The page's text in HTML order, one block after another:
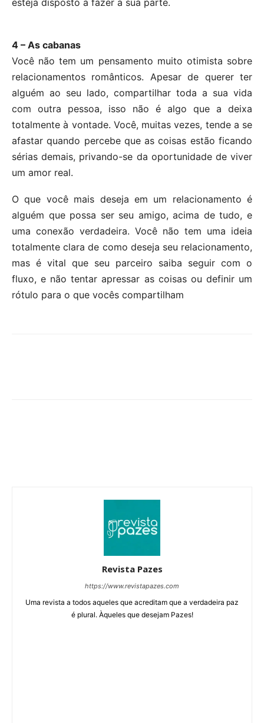
esteja disposto a fazer a sua parte.
4 – As cabanas
Você não tem um pensamento muito otimista sobre
relacionamentos românticos. Apesar de querer ter
alguém ao seu lado, compartilhar toda a sua vida
com outra pessoa, isso não é algo que a deixa
totalmente à vontade. Você, muitas vezes, tende a se
afastar quando percebe que as coisas estão ficando
sérias demais, privando-se da oportunidade de viver
um amor real.
O que você mais deseja em um relacionamento é
alguém que possa ser seu amigo, acima de tudo, e
uma conexão verdadeira. Você não tem uma ideia
totalmente clara de como deseja seu relacionamento,
mas é vital que seu parceiro saiba seguir com o
fluxo, e não tentar apressar as coisas ou definir um
rótulo para o que vocês compartilham
Revista Pazes
https://www.revistapazes.com
Uma revista a todos aqueles que acreditam que a verdadeira paz
é plural. Àqueles que desejam Pazes!